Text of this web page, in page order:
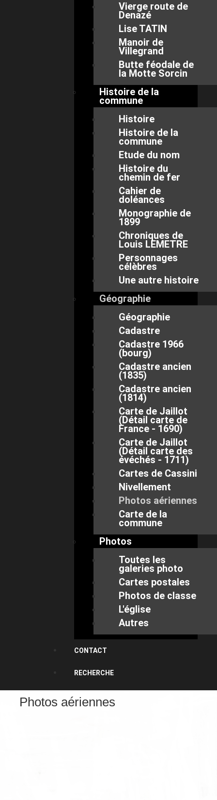
Vierge route de
Denazé
Lise TATIN
Manoir de
Villegrand
Butte féodale de
la Motte Sorcin
Histoire de la
commune
Histoire
Histoire de la
commune
Etude du nom
Histoire du
chemin de fer
Cahier de
doléances
Monographie de
1899
Chroniques de
Louis LEMETRE
Personnages
célèbres
Une autre histoire
Géographie
Géographie
Cadastre
Cadastre 1966
(bourg)
Cadastre ancien
(1835)
Cadastre ancien
(1814)
Carte de Jaillot
(Détail carte de
France - 1690)
Carte de Jaillot
(Détail carte des
évéchés - 1711)
Cartes de Cassini
Nivellement
Photos aériennes
Carte de la
commune
Photos
Toutes les
galeries photo
Cartes postales
Photos de classe
L'église
Autres
CONTACT
RECHERCHE
Photos aériennes